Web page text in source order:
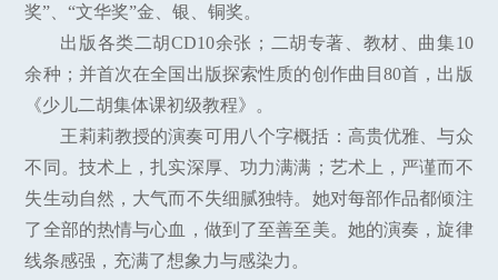
奖”、“文华奖”金、银、铜奖。
出版各类二胡CD10余张；二胡专著、教材、曲集10
余种；并首次在全国出版探索性质的创作曲目80首，出版
《少儿二胡集体课初级教程》。
王莉莉教授的演奏可用八个字概括：高贵优雅、与众
不同。技术上，扎实深厚、功力满满；艺术上，严谨而不
失生动自然，大气而不失细腻独特。她对每部作品都倾注
了全部的热情与心血，做到了至善至美。她的演奏，旋律
线条感强，充满了想象力与感染力。